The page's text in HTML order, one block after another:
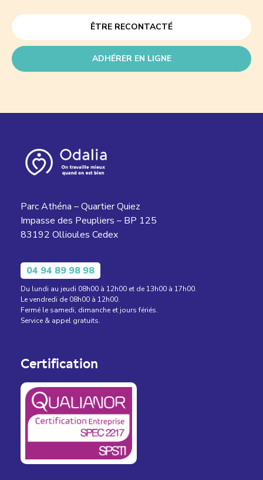
ÊTRE RECONTACTÉ
ADHÉRER EN LIGNE
Parc Athéna – Quartier Quiez
Impasse des Peupliers – BP 125
83192 Ollioules Cedex
04 94 89 98 98
Du lundi au jeudi 08h00 à 12h00 et de 13h00 à 17h00.
Le vendredi de 08h00 à 12h00.
Fermé le samedi, dimanche et jours fériés.
Service & appel gratuits.
Certification